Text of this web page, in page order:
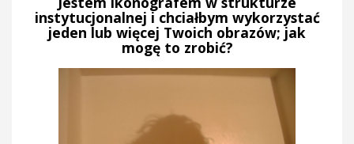
instytucjonalnej i chciałbym wykorzystać
jeden lub więcej Twoich obrazów; jak
mogę to zrobić?